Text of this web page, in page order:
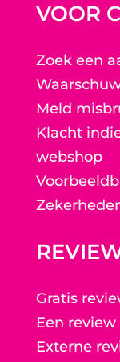
VOOR
Zoek een
Meld
Klacht
webshop
Gratis
Een
Externe